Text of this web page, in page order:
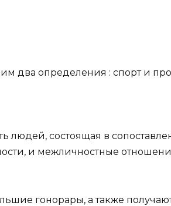
два определения : спорт и
людей, состоящая в
и межличностные
гонорары, а также